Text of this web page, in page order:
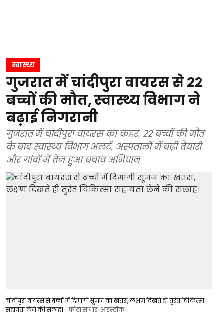
स्वास्थ्य
गुजरात में चांदीपुरा वायरस से 22
बच्चों की मौत, स्वास्थ्य विभाग ने
बढ़ाई निगरानी
गुजरात में चांदीपुरा वायरस का कहर, 22 बच्चों की मौत
के बाद स्वास्थ्य विभाग अलर्ट, अस्पतालों में बढ़ी तैयारी
और गांवों में तेज हुआ बचाव अभियान
चांदीपुरा वायरस से बच्चों में दिमागी सूजन का खतरा, लक्षण दिखते ही तुरंत चिकित्सा
सहायता लेने की सलाह।
फोटो साभार: आईस्टॉक